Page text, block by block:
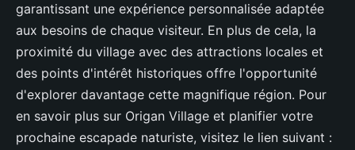
garantissant une expérience personnalisée adaptée
aux besoins de chaque visiteur. En plus de cela, la
proximité du village avec des attractions locales et
des points d'intérêt historiques offre l'opportunité
d'explorer davantage cette magnifique région. Pour
en savoir plus sur Origan Village et planifier votre
prochaine escapade naturiste, visitez le lien suivant :